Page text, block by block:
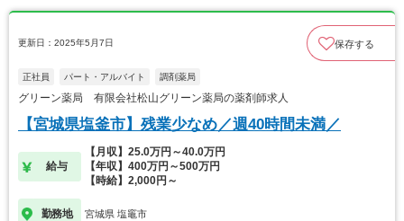
更新日：2025年5月7日 保存する
正社員 パート・アルバイト 調剤薬局
グリーン薬局 有限会社松山グリーン薬局の薬剤師求人
【宮城県塩釜市】残業少なめ／週40時間未満／
給与
【月収】25.0万円～40.0万円
【年収】400万円～500万円
【時給】2,000円～
勤務地 宮城県 塩竈市